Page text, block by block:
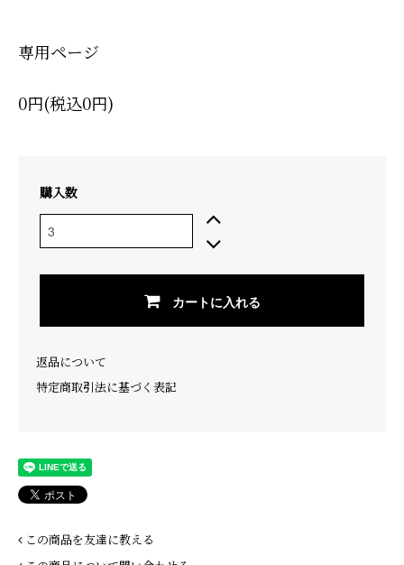
専用ページ
0円(税込0円)
購入数
カートに入れる
返品について
特定商取引法に基づく表記
この商品を友達に教える